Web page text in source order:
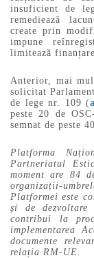
insuficient de
remediează
create prin
impune
limitează
Anterior, mai
solicitat
de lege nr. 109 (
peste 20 de
semnat de peste
Platforma
Partneriatul
moment are 84
organizații-
Platformei este
și de
contribui la
implementarea
documente
relația RM-UE.